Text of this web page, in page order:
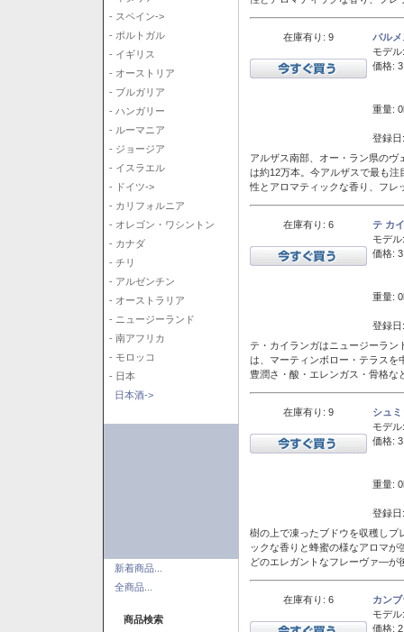
- スペイン->
- ポルトガル
- イギリス
- オーストリア
- ブルガリア
- ハンガリー
- ルーマニア
- ジョージア
- イスラエル
- ドイツ->
- カリフォルニア
- オレゴン・ワシントン
- カナダ
- チリ
- アルゼンチン
- オーストラリア
- ニュージーランド
- 南アフリカ
- モロッコ
- 日本
日本酒->
新着商品...
全商品...
商品検索
在庫有り: 9
バル
モデル:
価格:
重量:
登録
アルザス南部、オー・ラン県の
は約12万本。今アルザスで最も
性とアロマティックな香り、フレ
在庫有り: 6
テ カ
モデル:
価格:
重量:
登録
テ・カイランガはニュージーラン
は、マーティンボロー・テラスを
豊潤さ・酸・エレンガス・骨格
在庫有り: 9
シュ
モデル:
価格:
重量:
登録
樹の上で凍ったブドウを収穫しプ
ックな香りと蜂蜜の様なアロマ
どのエレガントなフレーヴァ―が
在庫有り: 6
カン
モデル:
価格: